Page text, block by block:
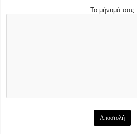
Το μήνυμά σας